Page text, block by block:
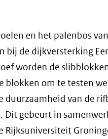
en het palenbos
bij de dijkversterking
worden de
blokken om te testen
duurzaamheid van de
gebeurt in
Rijksuniversiteit